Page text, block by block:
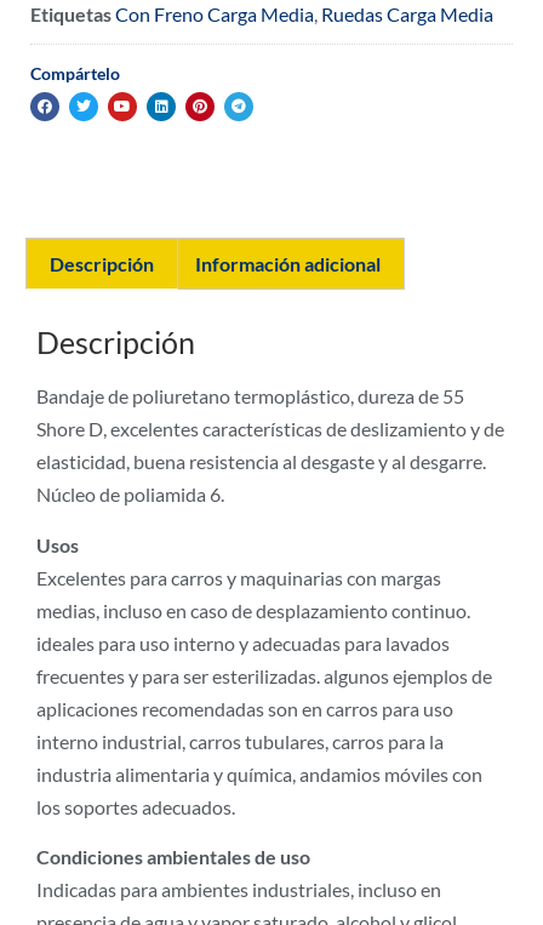
EtiquetasCon Freno Carga Media Ruedas Carga Media
Compártelo
Descripción Información adicional
Descripción
Bandaje de poliuretano termoplástico, dureza de 55
Shore D, excelentes características de deslizamiento y de
elasticidad, buena resistencia al desgaste y al desgarre.
Núcleo de poliamida 6.
Usos
Excelentes para carros y maquinarias con margas
medias, incluso en caso de desplazamiento continuo.
ideales para uso interno y adecuadas para lavados
frecuentes y para ser esterilizadas. algunos ejemplos de
aplicaciones recomendadas son en carros para uso
interno industrial, carros tubulares, carros para la
industria alimentaria y química, andamios móviles con
los soportes adecuados.
Condiciones ambientales de uso
Indicadas para ambientes industriales, incluso en